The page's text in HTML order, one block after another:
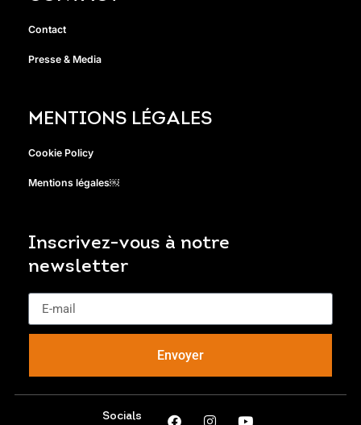
Contact
Presse & Media
MENTIONS LÉGALES
Cookie Policy
Mentions légales￼
Inscrivez-vous à notre
newsletter
Envoyer
Socials